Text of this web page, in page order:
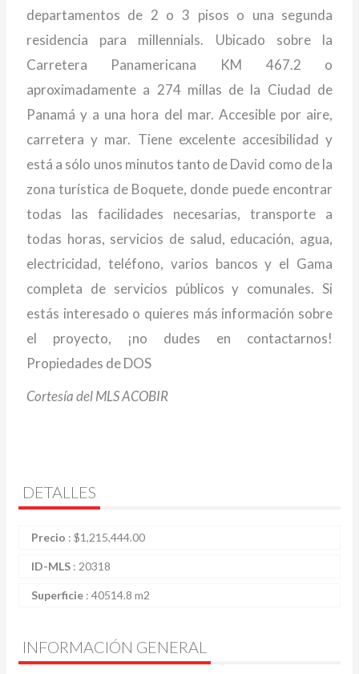
departamentos de 2 o 3 pisos o una segunda
residencia para millennials. Ubicado sobre la
Carretera Panamericana KM 467.2 o
aproximadamente a 274 millas de la Ciudad de
Panamá y a una hora del mar. Accesible por aire,
carretera y mar. Tiene excelente accesibilidad y
está a sólo unos minutos tanto de David como de la
zona turística de Boquete, donde puede encontrar
todas las facilidades necesarias, transporte a
todas horas, servicios de salud, educación, agua,
electricidad, teléfono, varios bancos y el Gama
completa de servicios públicos y comunales. Si
estás interesado o quieres más información sobre
el proyecto, ¡no dudes en contactarnos!
Propiedades de DOS
Cortesía del MLS ACOBIR
DETALLES
Precio : $1,215,444.00
ID-MLS : 20318
Superficie : 40514.8 m2
INFORMACIÓN GENERAL